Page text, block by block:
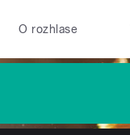
O rozhlase